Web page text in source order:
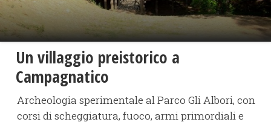
Un villaggio preistorico a
Campagnatico
Archeologia sperimentale al Parco Gli Albori, con
corsi di scheggiatura, fuoco, armi primordiali e